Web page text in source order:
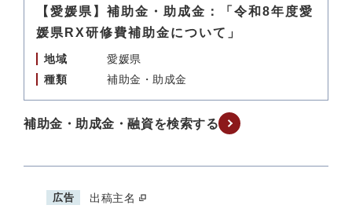
【愛媛県】補助金・助成金：「令和8年度愛
媛県RX研修費補助金について」
地域
愛媛県
種類
補助金・助成金
補助金・助成金・融資を検索する
広告 出稿主名